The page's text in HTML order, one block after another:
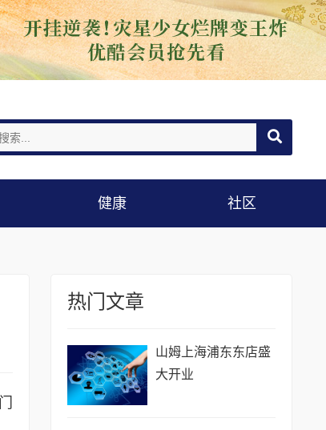
健康 社区
热门文章
山姆上海浦东东店盛
大开业